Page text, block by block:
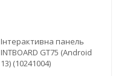
Інтерактивна панель
INTBOARD GT75 (Android
13) (10241004)